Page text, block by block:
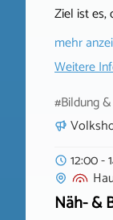
Ziel ist es,
mehr
Weitere
#Bildung
12:00 -
Näh- &